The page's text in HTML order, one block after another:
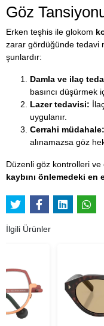
Göz
Erken teşhis ile glokom
zarar gördüğünde tedavi
şunlardır:
Damla ve ilaç
basıncı düşürmek
Lazer tedavisi:
uygulanır.
Cerrahi müdahale:
alınamazsa göz
Düzenli göz kontrolleri
kaybını önlemedeki
İlgili Ürünler